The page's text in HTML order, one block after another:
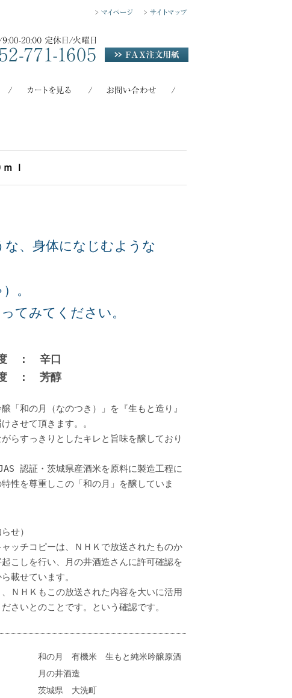
ｌ
、身体になじむような
。
てみてください。
： 辛口
： 芳醇
「和の月（なのつき）」を『生もと造り』
させて頂きます。。
らすっきりとしたキレと旨味を醸しており
認証・茨城県産酒米を原料に製造工程に
特性を尊重しこの「和の月」を醸していま
せ）
ッチコピーは、ＮＨＫで放送されたものか
起こしを行い、月の井酒造さんに許可確認を
載せています。
ＮＨＫもこの放送された内容を大いに活用
ださいとのことです。という確認です。
和の月 有機米 生もと純米吟醸原酒
月の井酒造
茨城県 大洗町